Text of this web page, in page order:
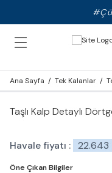
Ana Sayfa / Tek Kalanlar /
Taşlı Kalp Detaylı
Havale fiyatı : 22.643
Öne Çıkan Bilgiler